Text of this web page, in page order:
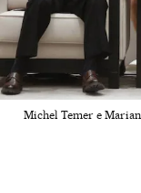
Michel Temer e